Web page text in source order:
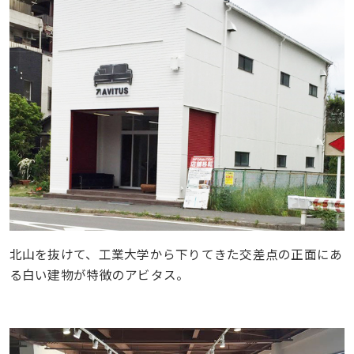
北山を抜けて、工業大学から下りてきた交差点の正面にあ
る白い建物が特徴のアビタス。